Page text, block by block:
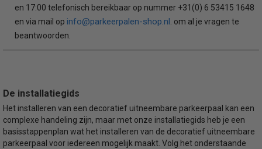
en 17:00 telefonisch bereikbaar op nummer +31(0) 6 53415 1648
en via mail op info@parkeerpalen-shop.nl . om al je vragen te
beantwoorden.
De installatiegids
Het installeren van een decoratief uitneembare parkeerpaal kan een
complexe handeling zijn, maar met onze installatiegids heb je een
basisstappenplan wat het installeren van de decoratief uitneembare
parkeerpaal voor iedereen mogelijk maakt. Volg het onderstaande